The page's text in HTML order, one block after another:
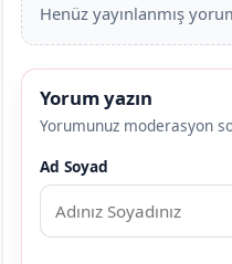
Henüz yayınlanmış
Yorum yazın
Yorumunuz moderasyon
Ad Soyad